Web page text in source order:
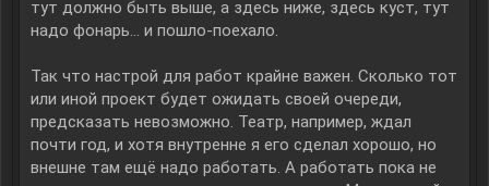
тут должно быть выше, а здесь ниже, здесь куст, тут
надо фонарь… и пошло-поехало.
Так что настрой для работ крайне важен. Сколько тот
или иной проект будет ожидать своей очереди,
предсказать невозможно. Театр, например, ждал
почти год, и хотя внутренне я его сделал хорошо, но
внешне там ещё надо работать. А работать пока не